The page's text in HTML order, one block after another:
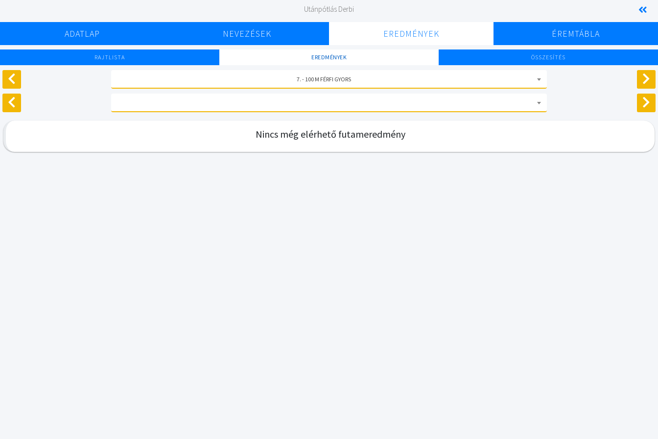
Utánpótlás Derbi
ADATLAP NEVEZÉSEK EREDMÉNYEK ÉREMTÁBLA
RAJTLISTA EREDMÉNYEK ÖSSZESÍTÉS
7. - 100 M FÉRFI GYORS
Nincs még elérhető futameredmény